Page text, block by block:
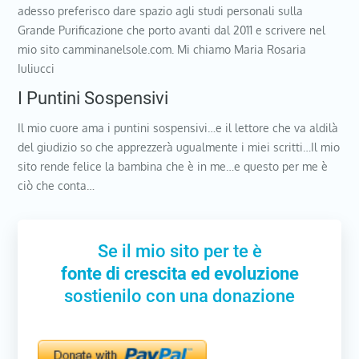
adesso preferisco dare spazio agli studi personali sulla
Grande Purificazione che porto avanti dal 2011 e scrivere nel
mio sito camminanelsole.com. Mi chiamo Maria Rosaria
Iuliucci
I Puntini Sospensivi
Il mio cuore ama i puntini sospensivi…e il lettore che va aldilà
del giudizio so che apprezzerà ugualmente i miei scritti…Il mio
sito rende felice la bambina che è in me…e questo per me è
ciò che conta…
Se il mio sito per te è
fonte di crescita ed evoluzione
sostienilo con una donazione